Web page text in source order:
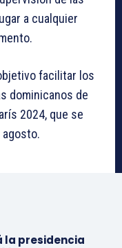
a cualquier
facilitar los
dominicanos de
2024, que se
la presidencia